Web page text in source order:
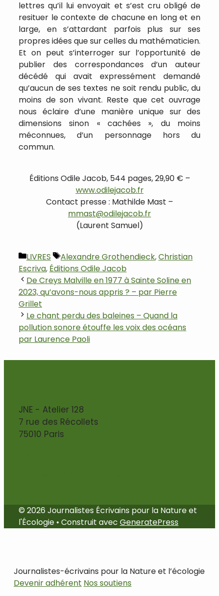
lettres qu’il lui envoyait et s’est cru obligé de
resituer le contexte de chacune en long et en
large, en s’attardant parfois plus sur ses
propres idées que sur celles du mathématicien.
Et on peut s’interroger sur l’opportunité de
publier des correspondances d’un auteur
décédé qui avait expressément demandé
qu’aucun de ses textes ne soit rendu public, du
moins de son vivant. Reste que cet ouvrage
nous éclaire d’une manière unique sur des
dimensions sinon « cachées », du moins
méconnues, d’un personnage hors du
commun.
Éditions Odile Jacob, 544 pages, 29,90 € –
www.odilejacob.fr
Contact presse : Mathilde Mast –
mmast@odilejacob.fr
(Laurent Samuel)
Catégories
LIVRES Étiquettes
Alexandre Grothendieck,Christian
Escriva, Éditions Odile Jacob
Navigation
des
articles
De Creys Malville en 1977 à Sainte Soline en
2023, qu’avons-nous appris ? – par Pierre
Grillet
Le chant perdu des baleines – Quand la
pollution sonore étouffe les voix des océans
par Laurence Paoli
JNE - Atelier 128
7 rue des Récollets
75010 Paris
© 2026 Journalistes Écrivains pour la Nature et
l'Écologie • Construit avec GeneratePress
Journalistes-écrivains pour la Nature et l’écologie
Devenir adhérent Nos soutiens